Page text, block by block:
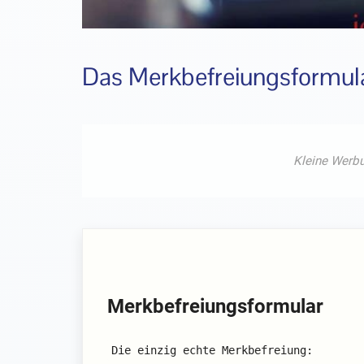
Das
Merkbefreiungsformular
Die einzig echte Merkbefreiung: